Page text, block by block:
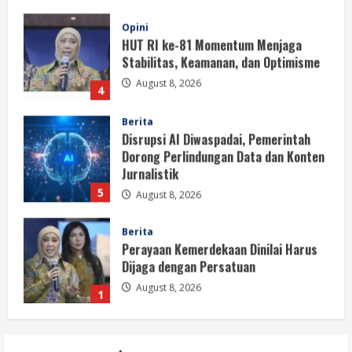
4
Opini
HUT RI ke-81 Momentum Menjaga
Stabilitas, Keamanan, dan Optimisme
August 8, 2026
5
Berita
Disrupsi AI Diwaspadai, Pemerintah
Dorong Perlindungan Data dan Konten
Jurnalistik
August 8, 2026
1
Berita
Perayaan Kemerdekaan Dinilai Harus
Dijaga dengan Persatuan
August 8, 2026